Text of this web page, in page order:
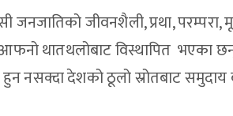
जनजातिको जीवनशैली, प्रथा, परम्परा,
आफनो थातथलोबाट विस्थापित भएका
नसक्दा देशको ठूलो स्रोतबाट समुदाय